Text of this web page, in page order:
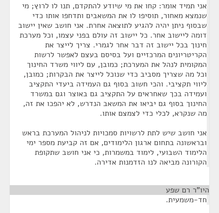
אני תמיד אומר: קחו את מי שיודע להתקדם, תנו לו לרוץ; מי
שנמצא מאחור, תוסיפו לו את המשאבים ותדחפו אותו כדי
שבסוף ניתן יהיה להגיע לתוצאה אחרת. אני חושב שאין יישוב
דומה ליישוב אחר. כל יישוב זה עולם בפני עצמו, וכל מערכת
חינוך בכל יישוב זה דבר אחר לגמרי. צריך לייצר את
הקריטריונים המרכזיים ועל בסיסם בעצם לאפשר לרשות
המקומית לנהל את המערכת; כמובן, עם ליווי משרד החינוך
וכל מה שצריך מסביב כדי שנוכל לייצר את הבקרות; כמובן,
ליווי תקציבי. והכי חשוב בסוף גם העמידה ביעדי התקציב
ועמידה בכך שאחראים על התקציב גם באוצר וגם במשרד
החינוך בסוף גם יביאו את המשאב הנדרש, לא יהפכו את זה,
מה שנקרא, לכלי כדי לצמצם אותו.
אני חושב שיש לתת לרשויות סמכויות לניהול המערכת בראש
ובראשונה בתחום ארגון הלימודים, אם זה קביעת מספר ימי
הלימוד השבועי, לימוד במשמרות, כי אני חושב שתקופת
הקורונה מביאה לנו הזדמנות אדירה.
היו"ר רם שפע
חד-משמעית.